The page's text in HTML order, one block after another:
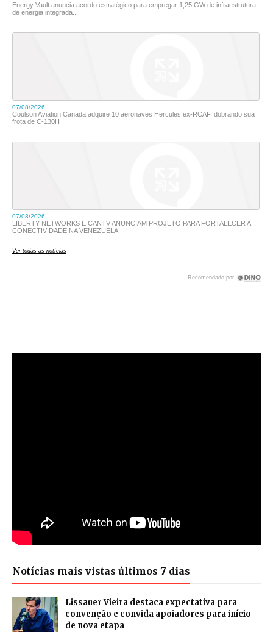
Notícias mais vistas últimos 7 dias
Lissauer Vieira destaca expectativa para
convenção e convida apoiadores para início
de nova etapa